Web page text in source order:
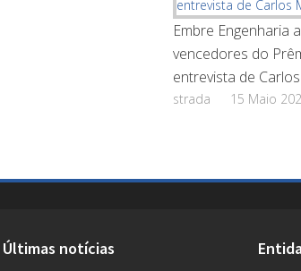
Embre Engenharia
vencedores do
entrevista de
strada 15 Maio
Últimas notícias